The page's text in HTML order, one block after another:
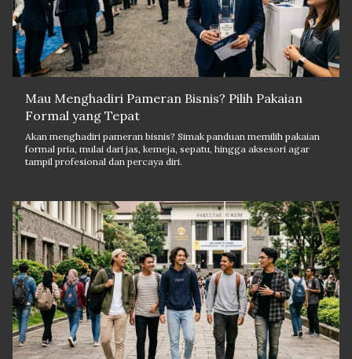
Mau Menghadiri Pameran Bisnis? Pilih Pakaian
Formal yang Tepat
Akan menghadiri pameran bisnis? Simak panduan memilih pakaian
formal pria, mulai dari jas, kemeja, sepatu, hingga aksesori agar
tampil profesional dan percaya diri.